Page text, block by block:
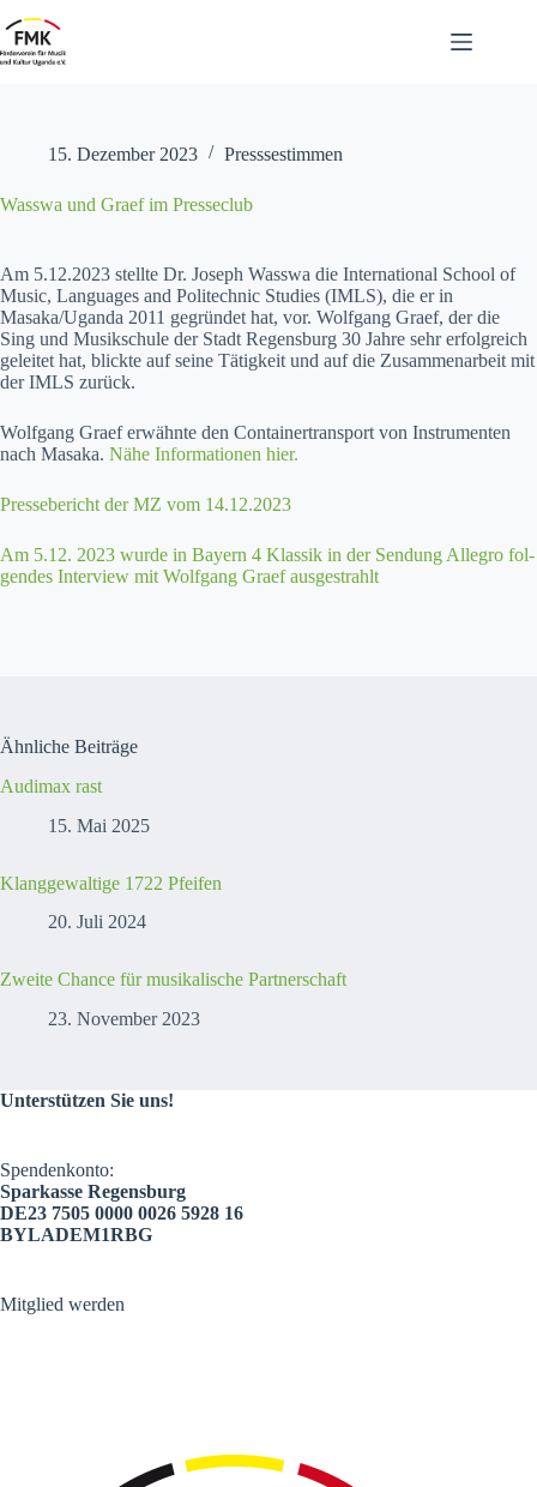
Inhalt
springen
15. Dezember 2023 Presssestimmen
Wasswa und Graef im Presseclub
Am 5.12.2023 stellte Dr. Joseph Wass­wa die Inter­na­tion­al School of
Music, Lan­guages and Politech­nic Stud­ies (IMLS), die er in
Masaka/Uganda 2011 gegrün­det hat, vor. Wolf­gang Graef, der die
Sing und Musikschule der Stadt Regens­burg 30 Jahre sehr erfol­gre­ich
geleit­et hat, blick­te auf seine Tätigkeit und auf die Zusam­me­nar­beit mit
der IMLS zurück.
Wolf­gang Graef erwäh­nte den Con­tain­er­trans­port von Instru­menten
nach Masa­ka. Nähe Infor­ma­tio­nen hier.
Presse­bericht der MZ vom 14.12.2023
Am 5.12. 2023 wurde in Bay­ern 4 Klas­sik in der Sendung Alle­gro fol­
gen­des Inter­view mit Wolf­gang Graef aus­ges­trahlt
Ähnliche Beiträge
Audimax rast
15. Mai 2025
Klanggewaltige 1722 Pfeifen
20. Juli 2024
Zweite Chance für musikalische Partnerschaft
23. November 2023
Unterstützen Sie uns!
Spendenkonto:
Sparkasse Regensburg
DE23 7505 0000 0026 5928 16
BYLADEM1RBG
Mitglied werden